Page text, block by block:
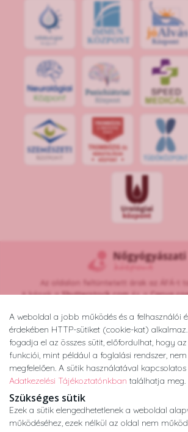
A weboldal a jobb működés és a felhasználói
érdekében HTTP-sütiket (cookie-kat)
fogadja el az összes sütit, előfordulhat, hogy
funkciói, mint például a foglalási rendszer,
megfelelően. A sütik használatával kapcsolatos
Adatkezelési Tájékoztatónkban találhatja meg.
Szükséges sütik
Ezek a sütik elengedhetetlenek a weboldal
működéséhez, ezek nélkül az oldal nem
IMMUN
KÖZPONT
jóAlvás
Központ
Az oldalon feltüntetett árak az ÁFÁ-t
A képek aShutterstock.comés a
Copyright © 2026 •
Minden jog fenntartva.
Developed byAppon&György
Adatkezelési tájékoztató